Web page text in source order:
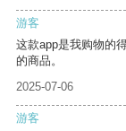
游客
这款app是我购物的
的商品。
2025-07-06
游客